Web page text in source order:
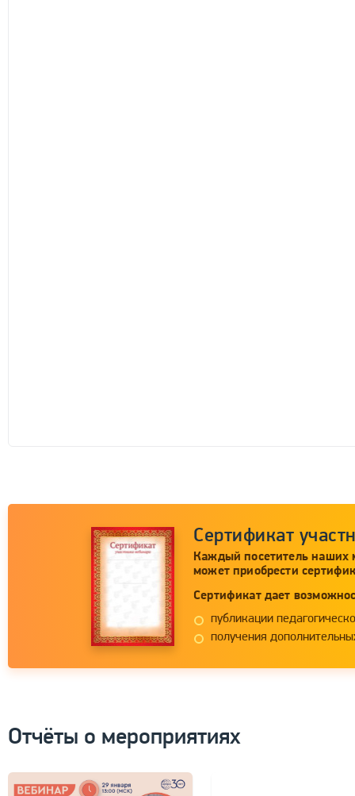
Сертификат
Каждый посетитель наших
может приобрести
Сертификат дает
публикации
получения
Отчёты о мероприятиях